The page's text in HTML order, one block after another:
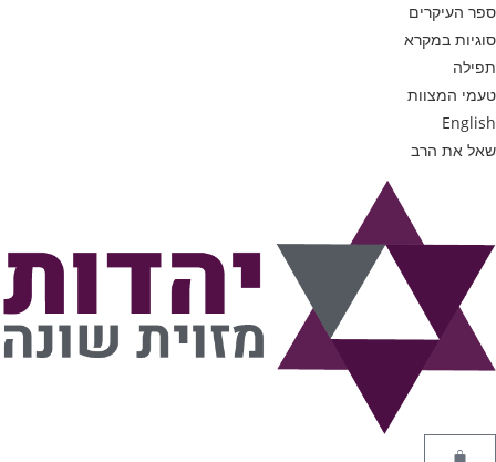
ספר העיקרים
סוגיות במקרא
תפילה
טעמי המצוות
English
שאל את הרב